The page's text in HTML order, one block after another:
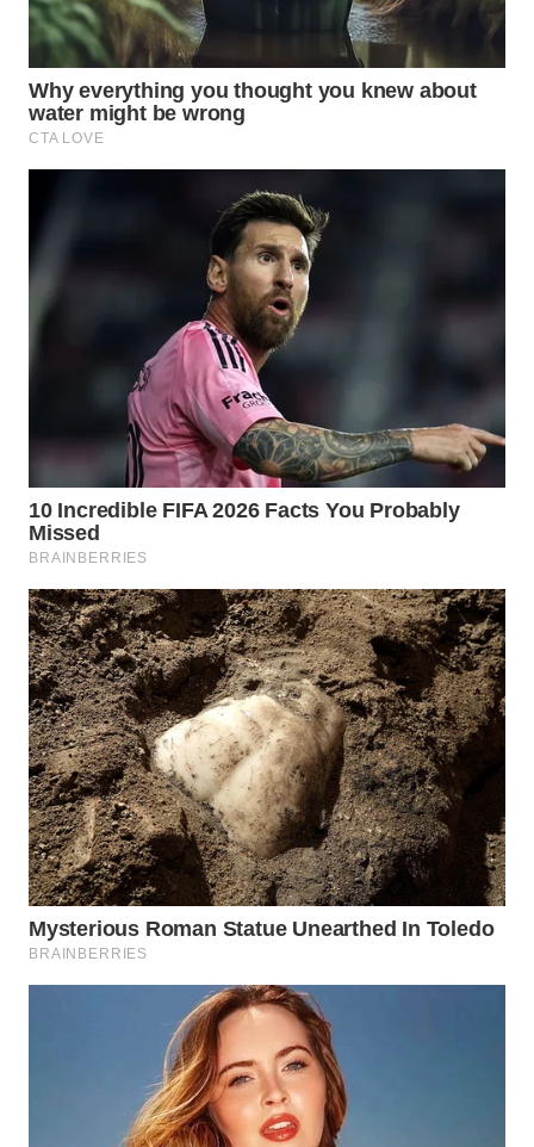
TANGERANG
BINJAI
WN
MAJALENGKA
WN
SUBANG
WN
SUKABUMI
WN
PURWAKARTA
WN
PRIANGAN
TIMUR
WN
SEMARANG
WN